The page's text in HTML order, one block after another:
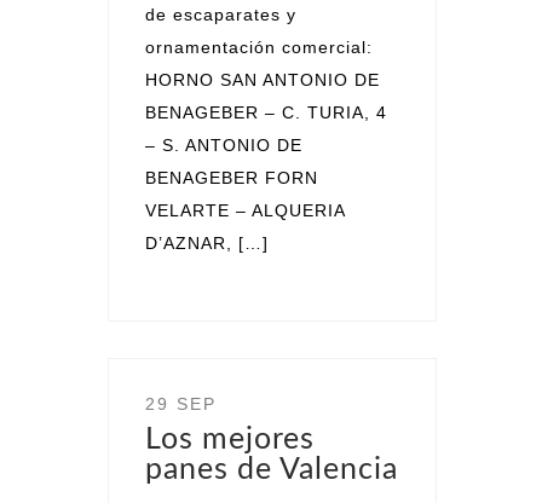
de escaparates y
ornamentación comercial:
HORNO SAN ANTONIO DE
BENAGEBER – C. TURIA, 4
– S. ANTONIO DE
BENAGEBER FORN
VELARTE – ALQUERIA
D’AZNAR, […]
29 SEP
Los mejores
panes de Valencia